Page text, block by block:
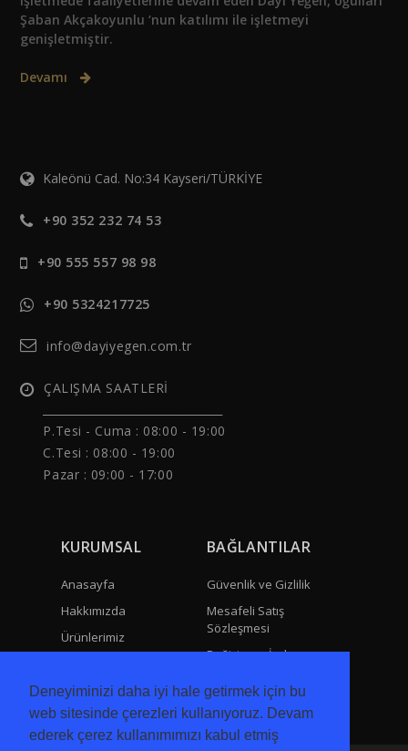
Deneyiminizi daha iyi hale getirmek için bu
web sitesinde çerezleri kullanıyoruz. Devam
ederek çerez kullanımımızı kabul etmiş
Şaban Akçakoyunlu ‘nun katılımı ile işletmeyi
genişletmiştir.
Devamı
Kaleönü Cad. No:34 Kayseri/TÜRKİYE
+90 352 232 74 53
+90 555 557 98 98
+90 5324217725
info@dayiyegen.com.tr
ÇALIŞMA SAATLERİ
P.Tesi - Cuma : 08:00 - 19:00
C.Tesi : 08:00 - 19:00
Pazar : 09:00 - 17:00
KURUMSAL
Anasayfa
Hakkımızda
Ürünlerimiz
BAĞLANTILAR
Güvenlik ve Gizlilik
Mesafeli Satış
Sözleşmesi
Değişim ve İade